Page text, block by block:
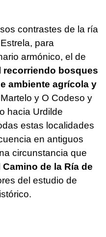
contrastes de la ría
para
armónico, el de
recorriendo bosques
ambiente agrícola y
y O Codeso y
hacia Urdilde
estas localidades
en antiguos
circunstancia que
Camino de la Ría de
del estudio de